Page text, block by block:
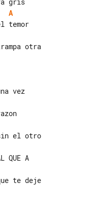
A
el otro
QUE A
te deje